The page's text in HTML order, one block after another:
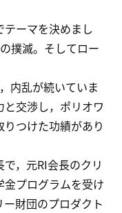
ーマを決めまし
撲滅。そしてロー
内乱が続いていま
交渉し，ポリオワ
つけた功績があり
，元RI会長のクリ
プログラムを受け
財団のプロダクト